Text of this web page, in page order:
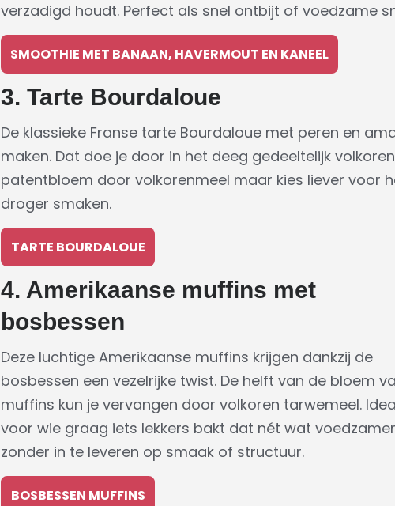
verzadigd houdt. Perfect als snel ontbijt of voedzame
SMOOTHIE MET BANAAN, HAVERMOUT EN KANEEL
3. Tarte Bourdaloue
De klassieke Franse tarte Bourdaloue met peren en
maken. Dat doe je door in het deeg gedeeltelijk
patentbloem door volkorenmeel maar kies liever voor
droger smaken.
TARTE BOURDALOUE
4. Amerikaanse muffins met
bosbessen
Deze luchtige Amerikaanse muffins krijgen dankzij de
bosbessen een vezelrijke twist. De helft van de bloem
muffins kun je vervangen door volkoren tarwemeel.
voor wie graag iets lekkers bakt dat nét wat
zonder in te leveren op smaak of structuur.
BOSBESSEN MUFFINS